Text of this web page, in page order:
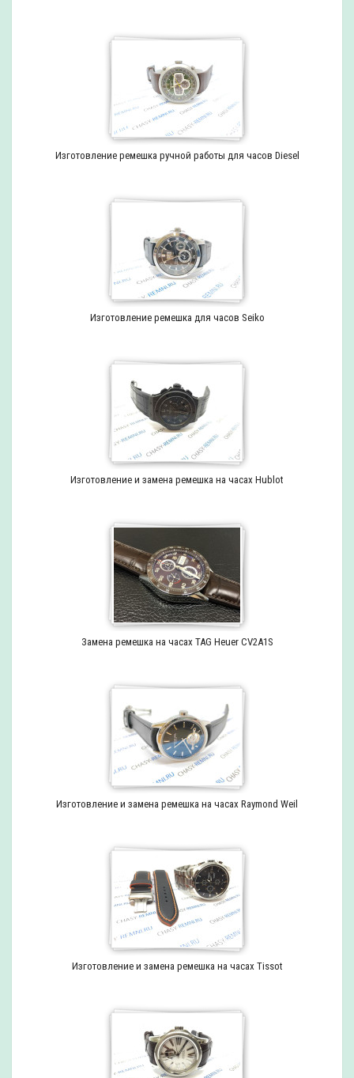
Изготовление ремешка ручной работы для часов Diesel
Изготовление ремешка для часов Seiko
Изготовление и замена ремешка на часах Hublot
Замена ремешка на часах TAG Heuer CV2A1S
Изготовление и замена ремешка на часах Raymond Weil
Изготовление и замена ремешка на часах Tissot